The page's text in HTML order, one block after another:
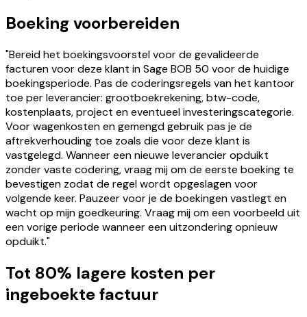
Boeking voorbereiden
"Bereid het boekingsvoorstel voor de gevalideerde
facturen voor deze klant in Sage BOB 50 voor de huidige
boekingsperiode. Pas de coderingsregels van het kantoor
toe per leverancier: grootboekrekening, btw-code,
kostenplaats, project en eventueel investeringscategorie.
Voor wagenkosten en gemengd gebruik pas je de
aftrekverhouding toe zoals die voor deze klant is
vastgelegd. Wanneer een nieuwe leverancier opduikt
zonder vaste codering, vraag mij om de eerste boeking te
bevestigen zodat de regel wordt opgeslagen voor
volgende keer. Pauzeer voor je de boekingen vastlegt en
wacht op mijn goedkeuring. Vraag mij om een voorbeeld uit
een vorige periode wanneer een uitzondering opnieuw
opduikt."
Tot 80% lagere kosten per
ingeboekte factuur